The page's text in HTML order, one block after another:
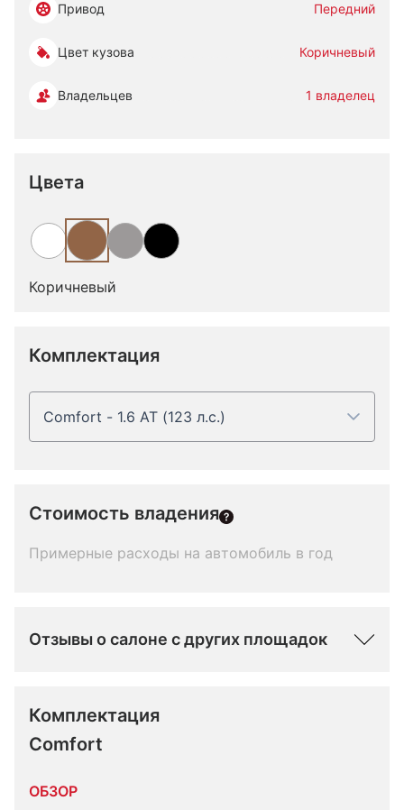
Привод Передний
Цвет кузова Коричневый
Владельцев 1 владелец
Цвета
Коричневый
Комплектация
Comfort - 1.6 AT (123 л.с.)
Стоимость владения
Примерные расходы на автомобиль в год
Отзывы о салоне с других площадок
Комплектация
Comfort
ОБЗОР